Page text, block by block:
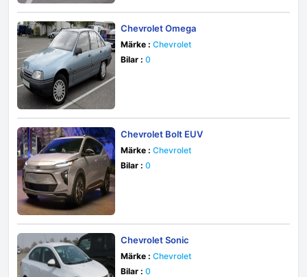
Chevrolet Omega
Märke : Chevrolet
Bilar : 0
Chevrolet Bolt EUV
Märke : Chevrolet
Bilar : 0
Chevrolet Sonic
Märke : Chevrolet
Bilar : 0